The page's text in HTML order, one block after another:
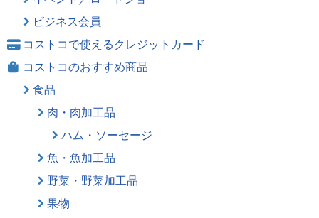
ビジネス会員
コストコで使えるクレジットカード
コストコのおすすめ商品
食品
肉・肉加工品
ハム・ソーセージ
魚・魚加工品
野菜・野菜加工品
果物